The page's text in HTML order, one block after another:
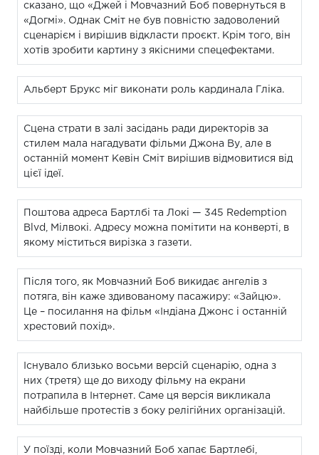
сказано, що «Джей і Мовчазний Боб повернуться в
«Догмі». Однак Сміт не був повністю задоволений
сценарієм і вирішив відкласти проєкт. Крім того, він
хотів зробити картину з якісними спецефектами.
Альберт Брукс міг виконати роль кардинала Гліка.
Сцена страти в залі засідань ради директорів за
стилем мала нагадувати фільми Джона Ву, але в
останній момент Кевін Сміт вирішив відмовитися від
цієї ідеї.
Поштова адреса Бартлбі та Локі — 345 Redemption
Blvd, Мілвокі. Адресу можна помітити на конверті, в
якому міститься вирізка з газети.
Після того, як Мовчазний Боб викидає ангелів з
потяга, він каже здивованому пасажиру: «Зайцю».
Це – посилання на фільм «Індіана Джонс і останній
хрестовий похід».
Існувало близько восьми версій сценарію, одна з
них (третя) ще до виходу фільму на екрани
потрапила в Інтернет. Саме ця версія викликала
найбільше протестів з боку релігійних організацій.
У поїзді, коли Мовчазний Боб хапає Бартлебі,